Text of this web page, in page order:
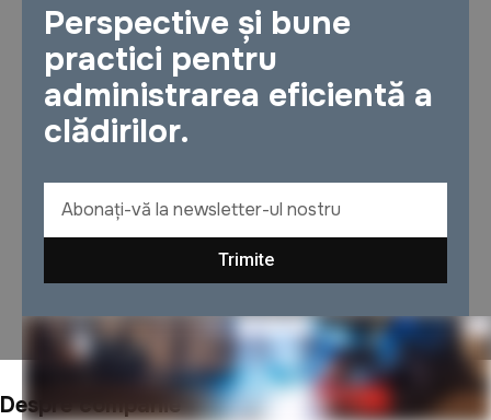
Perspective și bune
practici pentru
administrarea eficientă a
clădirilor.
Despre companie